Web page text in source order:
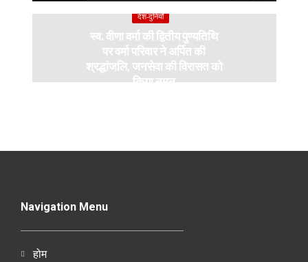
देश-दुनियाँ
स्व. वीणा वर्मा की द्वितीय पुण्यतिथि
पर वर्मा परिवार ने अर्पित की
श्रद्धांजलि, जनसेवा की विरासत को
किया नमन
Navigation Menu
होम